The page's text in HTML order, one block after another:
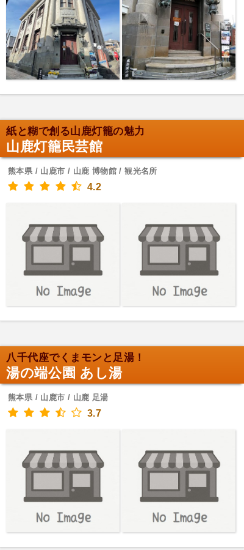
紙と糊で創る山鹿灯籠の魅力
山鹿灯籠民芸館
熊本県 / 山鹿市 / 山鹿 博物館 / 観光名所
4.2
八千代座でくまモンと足湯！
湯の端公園 あし湯
熊本県 / 山鹿市 / 山鹿 足湯
3.7